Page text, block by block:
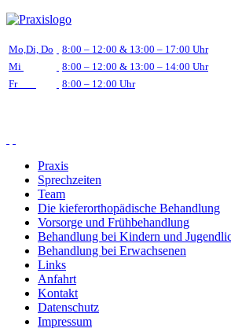
Mo,Di, Do
8:00 – 12:00 & 13:00 – 17:00 Uhr
Mi
8:00 – 12:00 & 13:00 – 14:00 Uhr
Fr
8:00 – 12:00 Uhr
Praxis
Sprechzeiten
Team
Die kieferorthopädische Behandlung
Vorsorge und Frühbehandlung
Behandlung bei Kindern und
Behandlung bei Erwachsenen
Links
Anfahrt
Kontakt
Datenschutz
Impressum